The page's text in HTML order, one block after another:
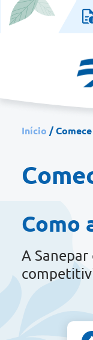
Pular
para
conteúdo
Início
Como
A